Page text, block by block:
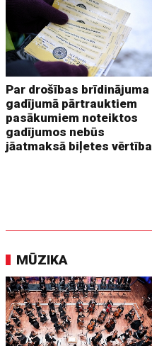
Par drošības brīdinājuma
gadījumā pārtrauktiem
pasākumiem noteiktos
gadījumos nebūs
jāatmaksā biļetes vērtība
MŪZIKA